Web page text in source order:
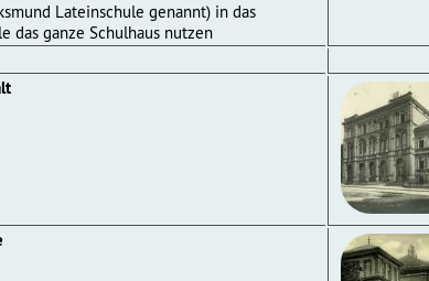
Lateinschule genannt) in das
das ganze Schulhaus nutzen